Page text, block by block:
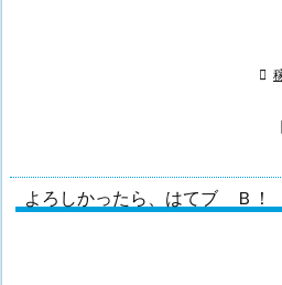

よろしかったら、はてブ Ｂ